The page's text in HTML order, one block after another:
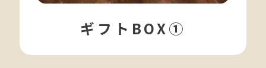
ギフトBOX➀